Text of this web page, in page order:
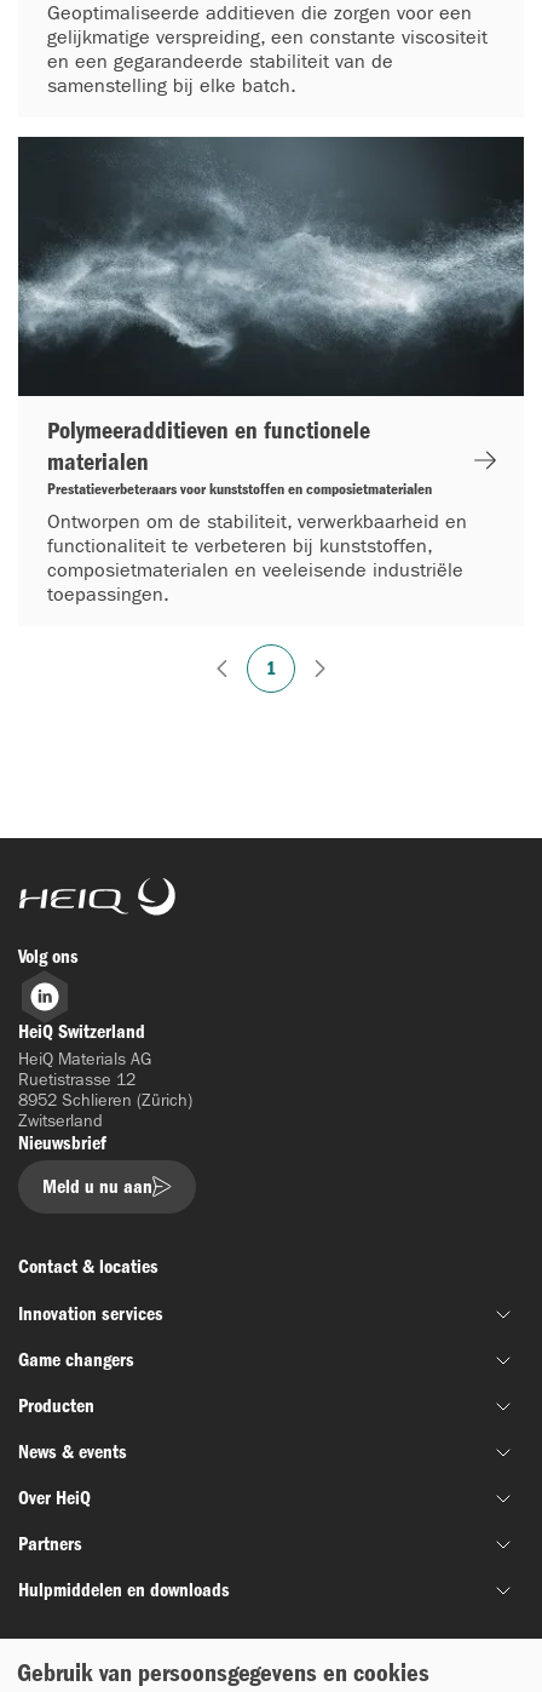
Geoptimaliseerde additieven die zorgen voor een
gelijkmatige verspreiding, een constante viscositeit
en een gegarandeerde stabiliteit van de
samenstelling bij elke batch.
Polymeeradditieven en functionele
materialen
Prestatieverbeteraars voor kunststoffen en composietmaterialen
Ontworpen om de stabiliteit, verwerkbaarheid en
functionaliteit te verbeteren bij kunststoffen,
composietmaterialen en veeleisende industriële
toepassingen.
1
HeiQ
Volg ons
LinkedIn
HeiQ Switzerland
HeiQ Materials AG
Ruetistrasse 12
8952 Schlieren (Zürich)
Zwitserland
Nieuwsbrief
Meld u nu aan
Contact & locaties
Innovation services
Gezamenlijke materiaalontwikkeling
Financiering & subsidie
Innovatienetwerken
Materiaal testen
Game changers
HeiQ IoniX
HeiQ GrapheneX
HeiQ Xpectra
HeiQ Synbio
AeoniQ
Producten
Biotechnologie
Batterijen & elektronica
Defensie en ruimtevaart
Textiel
Waterbehandeling
News & events
Nieuws
Succesverhalen
Webinars
Over HeiQ
Wie we zijn
Ons verhaal
Onze faciliteiten
Partners
Partners uit de industrie
Partners voor onderzoek en innovatie
Distributiepartners
Hulpmiddelen en downloads
Brochures
Witboeken
Gebruik van persoonsgegevens en cookies